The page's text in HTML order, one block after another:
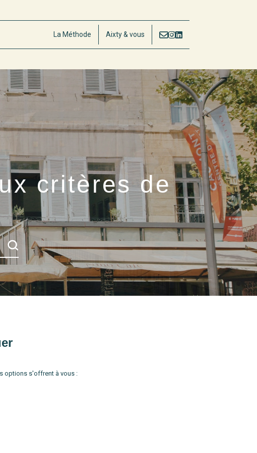
La Méthode Aixty & vous
critères de
options s'offrent à vous :